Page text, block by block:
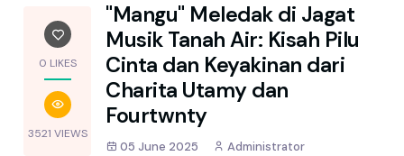
0 LIKES
3521 VIEWS
"Mangu" Meledak di Jagat
Musik Tanah Air: Kisah Pilu
Cinta dan Keyakinan dari
Charita Utamy dan
Fourtwnty
05 June 2025 Administrator